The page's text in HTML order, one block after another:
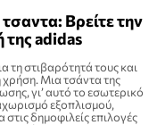
Βρείτε την
adidas
τη στιβαρότητά τους και
χρήση. Μια τσάντα της
γι’ αυτό το εσωτερικό
εξοπλισμού,
δημοφιλείς επιλογές